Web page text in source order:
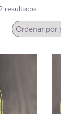
resultados